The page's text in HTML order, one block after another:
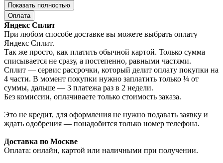
Показать полностью
Оплата
Яндекс Сплит
При любом способе доставке вы можете выбрать оплату
Яндекс Сплит.
Так же просто, как платить обычной картой. Только сумма
списывается не сразу, а постепенно, равными частями.
Сплит — сервис рассрочки, который делит оплату покупки на
4 части. В момент покупки нужно заплатить только ¼ от
суммы, дальше — 3 платежа раз в 2 недели.
Без комиссии, оплачиваете только стоимость заказа.
Это не кредит, для оформления не нужно подавать заявку и
ждать одобрения — понадобится только номер телефона.
Доставка по Москве
Оплата: онлайн, картой или наличными при получении.